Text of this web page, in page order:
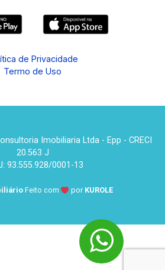
de Privacidade
Termo de Uso
Imobiliaria Ltda - Epp - CRECI
20.563 J
93.555.928/0001-13
Feito com por KUROLE